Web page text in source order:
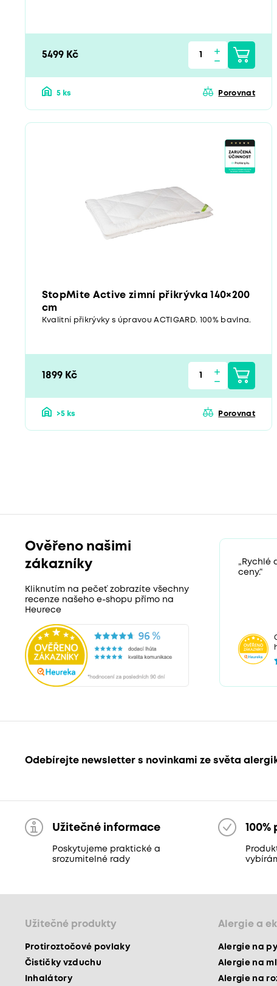
5499 Kč
5 ks Porovnat
StopMite Active zimní přikrývka 140×200
cm
Kvalitní přikrývky s úpravou ACTIGARD. 100% bavlna.
1899 Kč
>5 ks Porovnat
Ověřeno našimi
zákazníky
Kliknutím na pečeť zobrazíte všechny
recenze našeho e-shopu přímo na
Heurece
„Rychlé
ceny.“
Odebírejte newsletter s novinkami ze světa
Užitečné informace
Poskytujeme praktické a
srozumitelné rady
Užitečné produkty
Protiroztočové povlaky
Čističky vzduchu
Inhalátory
Alergie a
Alergie na
Alergie na
Alergie na